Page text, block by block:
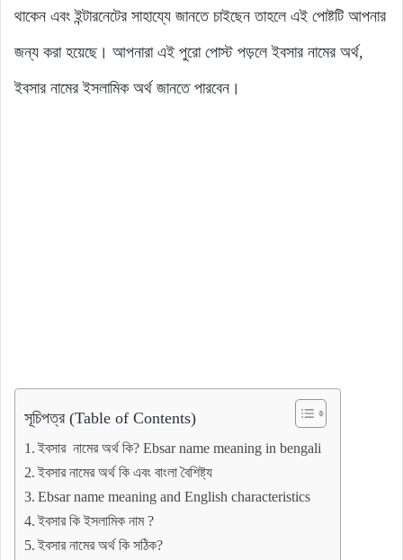
থাকেন এবং ইন্টারনেটের সাহায্যে জানতে চাইছেন তাহলে এই পোষ্টটি আপনার
জন্য করা হয়েছে। আপনারা এই পুরো পোস্ট পড়লে ইবসার নামের অর্থ,
ইবসার নামের ইসলামিক অর্থ জানতে পারবেন।
সূচিপত্র (Table of Contents)
ইবসার নামের অর্থ কি? Ebsar name meaning in bengali
ইবসার নামের অর্থ কি এবং বাংলা বৈশিষ্ট্য
Ebsar name meaning and English characteristics
ইবসার কি ইসলামিক নাম ?
ইবসার নামের অর্থ কি সঠিক?